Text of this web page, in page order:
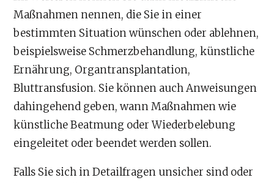
Maßnahmen nennen, die Sie in einer
bestimmten Situation wünschen oder ablehnen,
beispielsweise Schmerzbehandlung, künstliche
Ernährung, Organtransplantation,
Bluttransfusion. Sie können auch Anweisungen
dahingehend geben, wann Maßnahmen wie
künstliche Beatmung oder Wiederbelebung
eingeleitet oder beendet werden sollen.
Falls Sie sich in Detailfragen unsicher sind oder